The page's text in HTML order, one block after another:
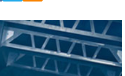
Мазунина, Виктория